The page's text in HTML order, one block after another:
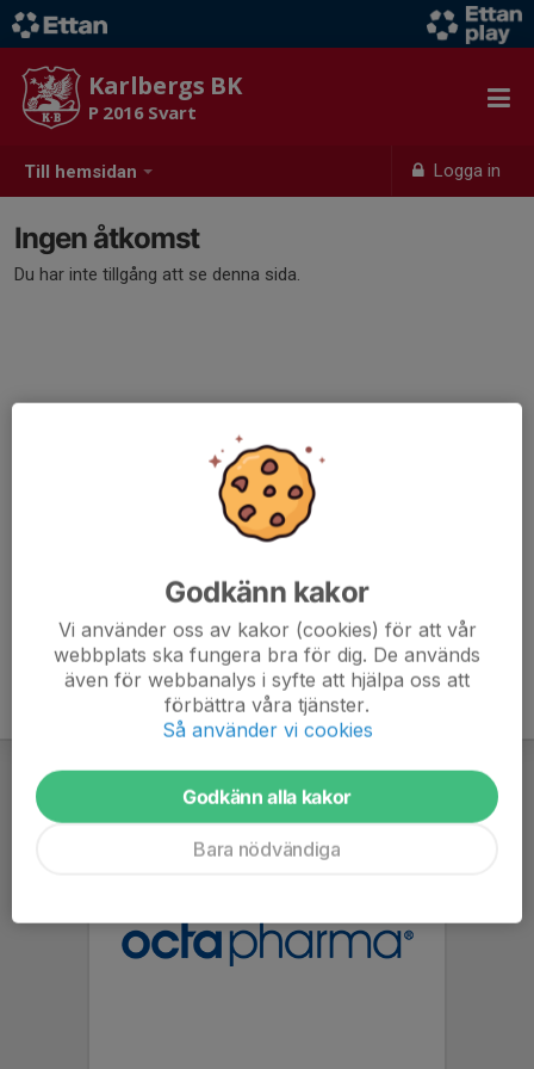
Till hemsidan Logga in
Karlbergs BK
P 2016 Svart
Ingen åtkomst
Du har inte tillgång att se denna sida.
Godkänn kakor
Vi använder oss av kakor (cookies) för att vår
webbplats ska fungera bra för dig. De används
även för webbanalys i syfte att hjälpa oss att
förbättra våra tjänster.
Så använder vi cookies
Godkänn alla kakor
Bara nödvändiga